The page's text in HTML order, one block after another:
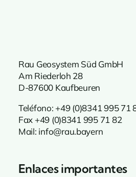
Rau Geosystem Süd GmbH
Am Riederloh 28
D-87600 Kaufbeuren
Teléfono: +49 (0)8341 99571
Fax +49 (0)8341 995 71 82
Mail: info@rau.bayern
Enlaces importantes